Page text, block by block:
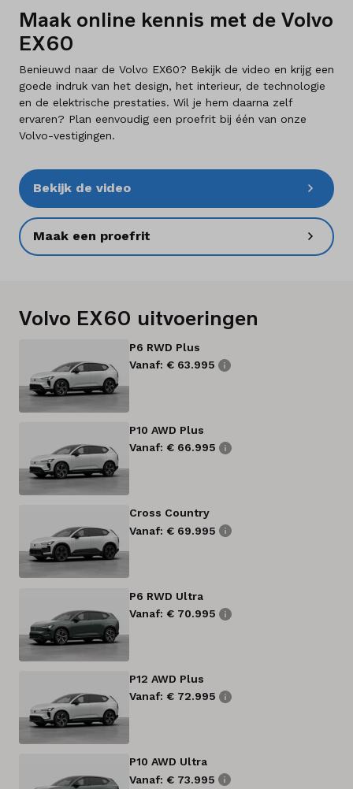
Maak online kennis met de Volvo
EX60
Benieuwd naar de Volvo EX60? Bekijk de video en krijg een
goede indruk van het design, het interieur, de technologie
en de elektrische prestaties. Wil je hem daarna zelf
ervaren? Plan eenvoudig een proefrit bij één van onze
Volvo-vestigingen.
Bekijk de video
Maak een proefrit
Volvo EX60 uitvoeringen
P6 RWD Plus
Vanaf: € 63.995
P10 AWD Plus
Vanaf: € 66.995
Cross Country
Vanaf: € 69.995
P6 RWD Ultra
Vanaf: € 70.995
P12 AWD Plus
Vanaf: € 72.995
P10 AWD Ultra
Vanaf: € 73.995